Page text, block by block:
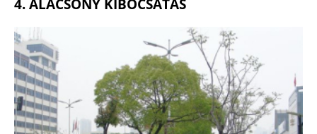
4. ALACSONY KIBOCSÁTÁS